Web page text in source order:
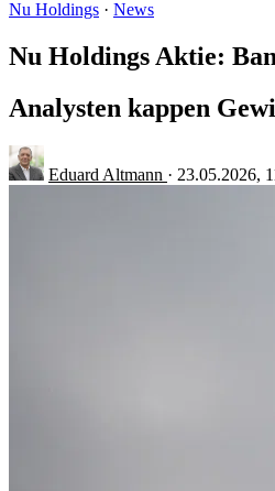
Nu Holdings · News
Nu Holdings Aktie:
Analysten kappen
Eduard Altmann · 23.05.2026,